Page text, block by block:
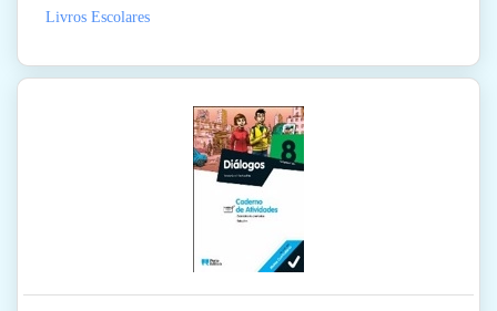
Livros Escolares